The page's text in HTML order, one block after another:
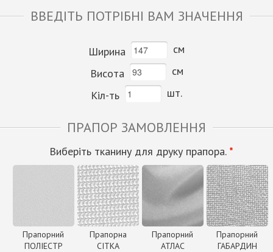
ВВЕДІТЬ ПОТРІБНІ ВАМ ЗНАЧЕННЯ
Ширина
см
Висота
см
Кіл-ть
шт.
ПРАПОР ЗАМОВЛЕННЯ
Виберіть тканину для друку прапора. *
Прапорний
ПОЛІЕСТР
Прапорна
СІТКА
Прапорний
АТЛАС
Прапорний
ГАБАРДИН